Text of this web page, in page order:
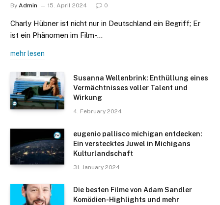
By Admin 15. April 2024 0
Charly Hübner ist nicht nur in Deutschland ein Begriff; Er
ist ein Phänomen im Film-…
mehr lesen
Susanna Wellenbrink: Enthüllung eines
Vermächtnisses voller Talent und
Wirkung
4. February 2024
eugenio pallisco michigan entdecken:
Ein verstecktes Juwel in Michigans
Kulturlandschaft
31. January 2024
Die besten Filme von Adam Sandler
Komödien-Highlights und mehr